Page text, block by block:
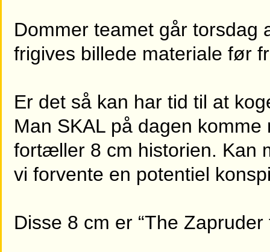
Dommer teamet går torsdag
frigives billede materiale før
Er det så kan har tid til at
Man SKAL på dagen
fortæller 8 cm historien. Kan
vi forvente en potentiel
Disse 8 cm er “The Zapruder